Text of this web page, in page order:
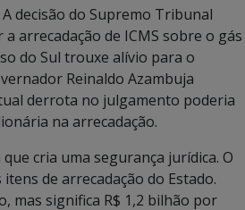
A decisão do Supremo Tribunal
a arrecadação de ICMS sobre o gás
do Sul trouxe alívio para o
Reinaldo Azambuja
derrota no julgamento poderia
na arrecadação.
cria uma segurança jurídica. O
de arrecadação do Estado.
mas significa R$ 1,2 bilhão por